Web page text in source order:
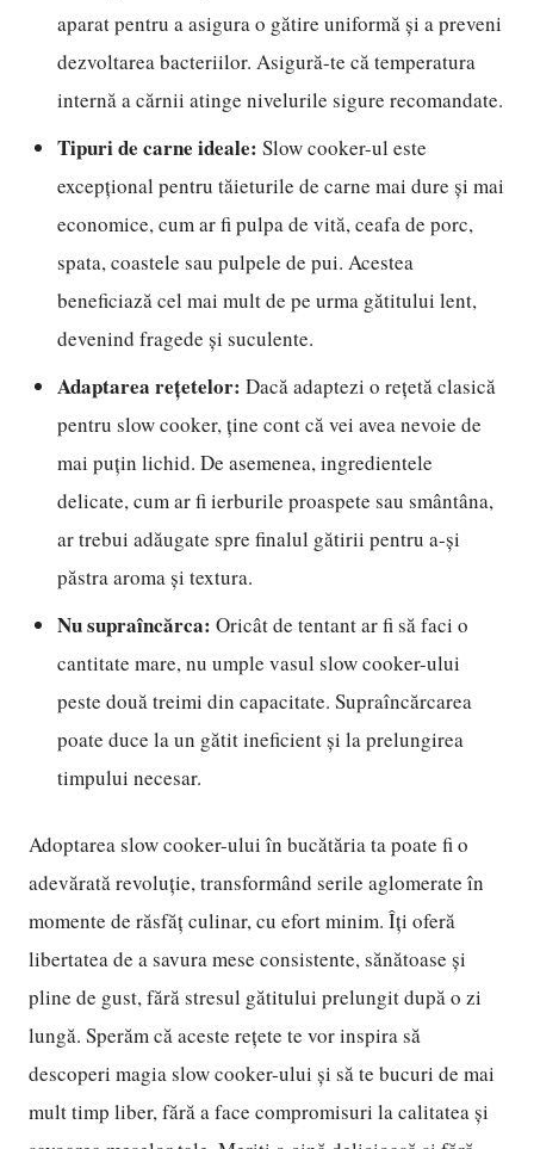
aparat pentru a asigura o gătire uniformă și a preveni
dezvoltarea bacteriilor. Asigură-te că temperatura
internă a cărnii atinge nivelurile sigure recomandate.
Tipuri de carne ideale: Slow cooker-ul este
excepțional pentru tăieturile de carne mai dure și mai
economice, cum ar fi pulpa de vită, ceafa de porc,
spata, coastele sau pulpele de pui. Acestea
beneficiază cel mai mult de pe urma gătitului lent,
devenind fragede și suculente.
Adaptarea rețetelor: Dacă adaptezi o rețetă clasică
pentru slow cooker, ține cont că vei avea nevoie de
mai puțin lichid. De asemenea, ingredientele
delicate, cum ar fi ierburile proaspete sau smântâna,
ar trebui adăugate spre finalul gătirii pentru a-și
păstra aroma și textura.
Nu supraîncărca: Oricât de tentant ar fi să faci o
cantitate mare, nu umple vasul slow cooker-ului
peste două treimi din capacitate. Supraîncărcarea
poate duce la un gătit ineficient și la prelungirea
timpului necesar.
Adoptarea slow cooker-ului în bucătăria ta poate fi o
adevărată revoluție, transformând serile aglomerate în
momente de răsfăț culinar, cu efort minim. Îți oferă
libertatea de a savura mese consistente, sănătoase și
pline de gust, fără stresul gătitului prelungit după o zi
lungă. Sperăm că aceste rețete te vor inspira să
descoperi magia slow cooker-ului și să te bucuri de mai
mult timp liber, fără a face compromisuri la calitatea și